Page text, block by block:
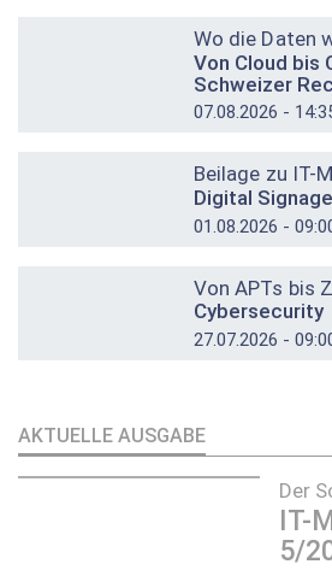
Wo die Daten
Von Cloud bis
Schweizer
07.08.2026 -
Beilage zu IT-
Digital
01.08.2026 -
Von APTs bis
Cybersecurity
27.07.2026 -
AKTUELLE AUSGABE
Der
IT-
5/